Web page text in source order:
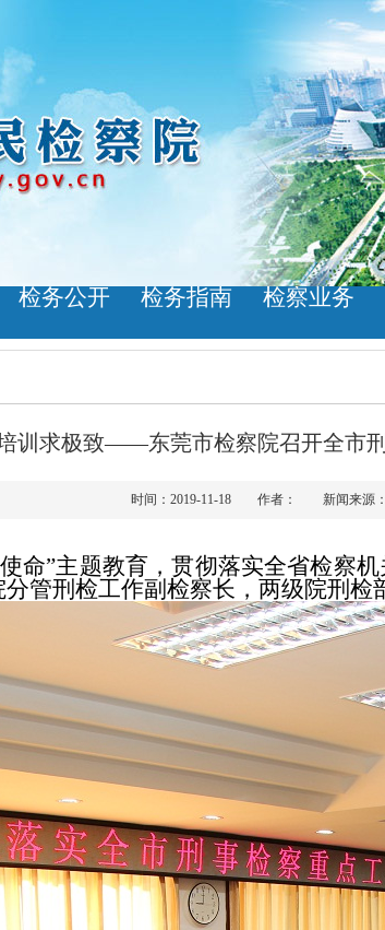
检务公开 检务指南 检察业务
训求极致——东莞市检察院召开全市
时间：2019-11-18 作者： 新闻来源
”主题教育，贯彻落实全省检察
管刑检工作副检察长，两级院刑